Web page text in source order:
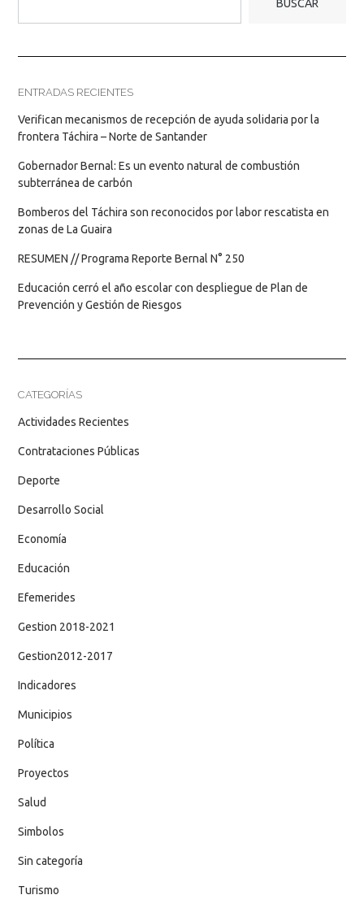
BUSCAR
ENTRADAS RECIENTES
Verifican mecanismos de recepción de ayuda solidaria por la
frontera Táchira – Norte de Santander
Gobernador Bernal: Es un evento natural de combustión
subterránea de carbón
Bomberos del Táchira son reconocidos por labor rescatista en
zonas de La Guaira
RESUMEN // Programa Reporte Bernal N° 250
Educación cerró el año escolar con despliegue de Plan de
Prevención y Gestión de Riesgos
CATEGORÍAS
Actividades Recientes
Contrataciones Públicas
Deporte
Desarrollo Social
Economía
Educación
Efemerides
Gestion 2018-2021
Gestion2012-2017
Indicadores
Municipios
Política
Proyectos
Salud
Simbolos
Sin categoría
Turismo